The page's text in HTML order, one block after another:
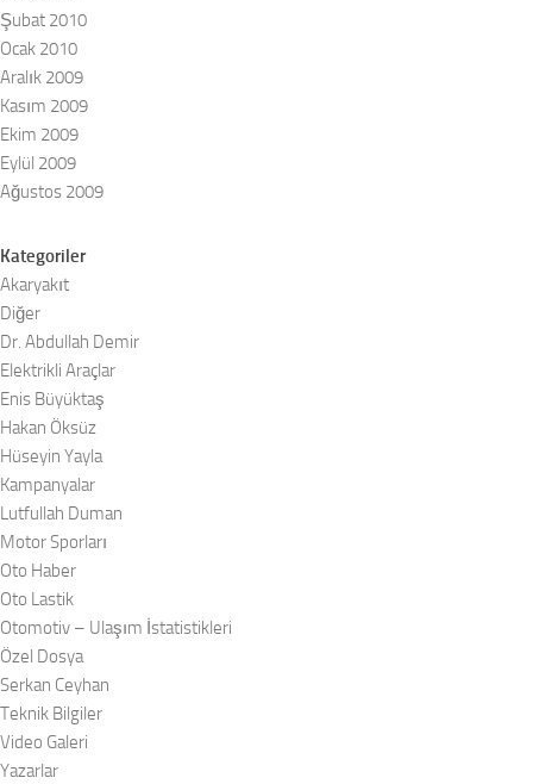
Şubat 2010
Ocak 2010
Aralık 2009
Kasım 2009
Ekim 2009
Eylül 2009
Ağustos 2009
Kategoriler
Akaryakıt
Diğer
Dr. Abdullah Demir
Elektrikli Araçlar
Enis Büyüktaş
Hakan Öksüz
Hüseyin Yayla
Kampanyalar
Lutfullah Duman
Motor Sporları
Oto Haber
Oto Lastik
Otomotiv – Ulaşım İstatistikleri
Özel Dosya
Serkan Ceyhan
Teknik Bilgiler
Video Galeri
Yazarlar